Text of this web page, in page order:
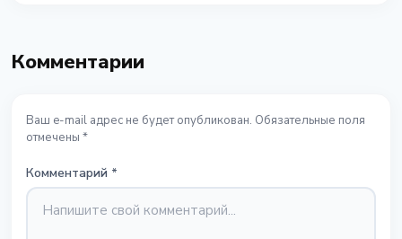
Комментарии
Ваш e-mail адрес не будет опубликован. Обязательные поля
отмечены *
Комментарий *